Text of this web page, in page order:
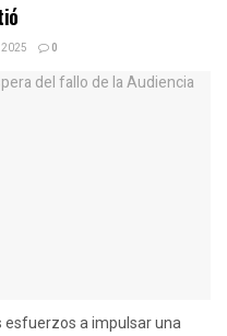
2025 0
esfuerzos a impulsar una